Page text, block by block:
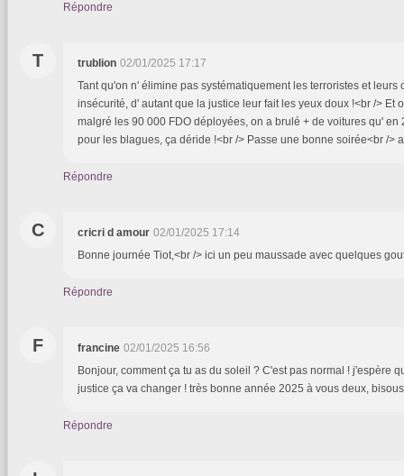
Répondre
T trublion 02/01/2025 17:17
Tant qu'on n' élimine pas systématiquement les terroristes et leurs
insécurité, d' autant que la justice leur fait les yeux doux !<br /> Et
malgré les 90 000 FDO déployées, on a brulé + de voitures qu' en
pour les blagues, ça déride !<br /> Passe une bonne soirée<br />
Répondre
C cricri d amour 02/01/2025 17:14
Bonne journée Tiot,<br /> ici un peu maussade avec quelques
Répondre
F francine 02/01/2025 16:56
Bonjour, comment ça tu as du soleil ? C'est pas normal ! j'espère
justice ça va changer ! très bonne année 2025 à vous deux, bisous
Répondre